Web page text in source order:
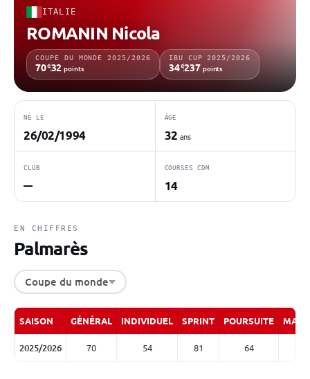
ITALIE
ROMANIN Nicola
COUPE DU MONDE 2025/2026
70e32 points
IBU CUP 2025/2026
34e237 points
NÉ LE
26/02/1994
ÂGE
32 ans
CLUB
—
COURSES CDM
14
EN CHIFFRES
Palmarès
Coupe du monde
SAISON GÉNÉRAL INDIVIDUEL SPRINT POURSUITE
2025/2026 70 54 81 64